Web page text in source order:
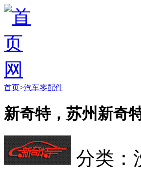
首页>汽车零配件
新奇特，苏州新奇
分类：